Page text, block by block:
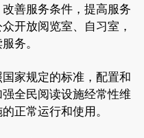
善服务条件，提高服务
开放阅览室、自习室，
务。
家规定的标准，配置和
全民阅读设施经常性维
正常运行和使用。